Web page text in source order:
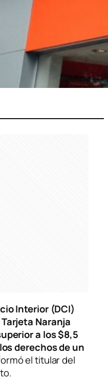
Interior (DCI)
Naranja
a los $8,5
derechos de un
el titular del